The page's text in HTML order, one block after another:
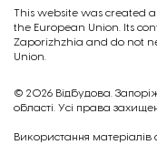
This website was created
the European Union. Its
Zaporizhzhia and do not
Union.
© 2026 Відбудова.
області. Усі права
Викориcтання